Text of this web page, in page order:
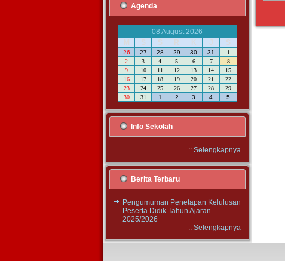
Agenda
08 August 2026
M
S S R K J S
26 27 28 29 30 31
1
2
3 4 5 6 7
8
9
10 11 12 13 14
15
16
17 18 19 20 21
22
23
24 25 26 27 28
29
30
31 1 2 3 4 5
Info Sekolah
:: Selengkapnya
Berita Terbaru
Pengumuman Penetapan Kelulusan
Peserta Didik Tahun Ajaran
2025/2026
:: Selengkapnya